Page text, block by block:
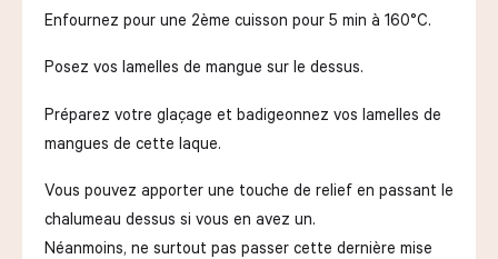
Enfournez pour une 2ème cuisson pour 5 min à 160°C.
Posez vos lamelles de mangue sur le dessus.
Préparez votre glaçage et badigeonnez vos lamelles de
mangues de cette laque.
Vous pouvez apporter une touche de relief en passant le
chalumeau dessus si vous en avez un.
Néanmoins, ne surtout pas passer cette dernière mise